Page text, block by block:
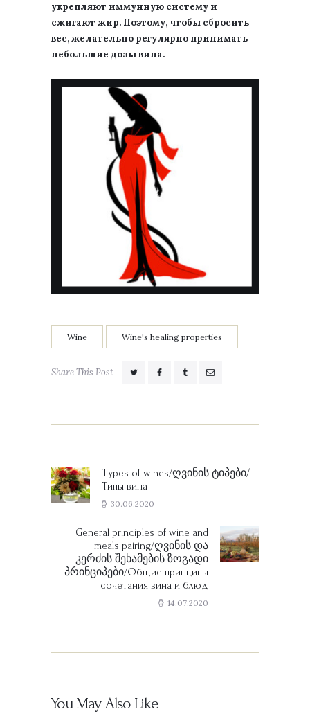
укрепляют иммунную систему и
сжигают жир. Поэтому, чтобы сбросить
вес, желательно регулярно принимать
небольшие дозы вина.
Wine Wine's healing properties
Share This Post
Previous
post:
Types of wines/ღვინის ტიპები/
Типы вина
30.06.2020
Next
post:
General principles of wine and
meals pairing/ღვინის და
კერძის შეხამების ზოგადი
პრინციპები/Общие принципы
сочетания вина и блюд
14.07.2020
You May Also Like